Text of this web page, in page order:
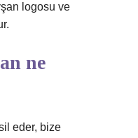
logosu ve
ne
eder, bize